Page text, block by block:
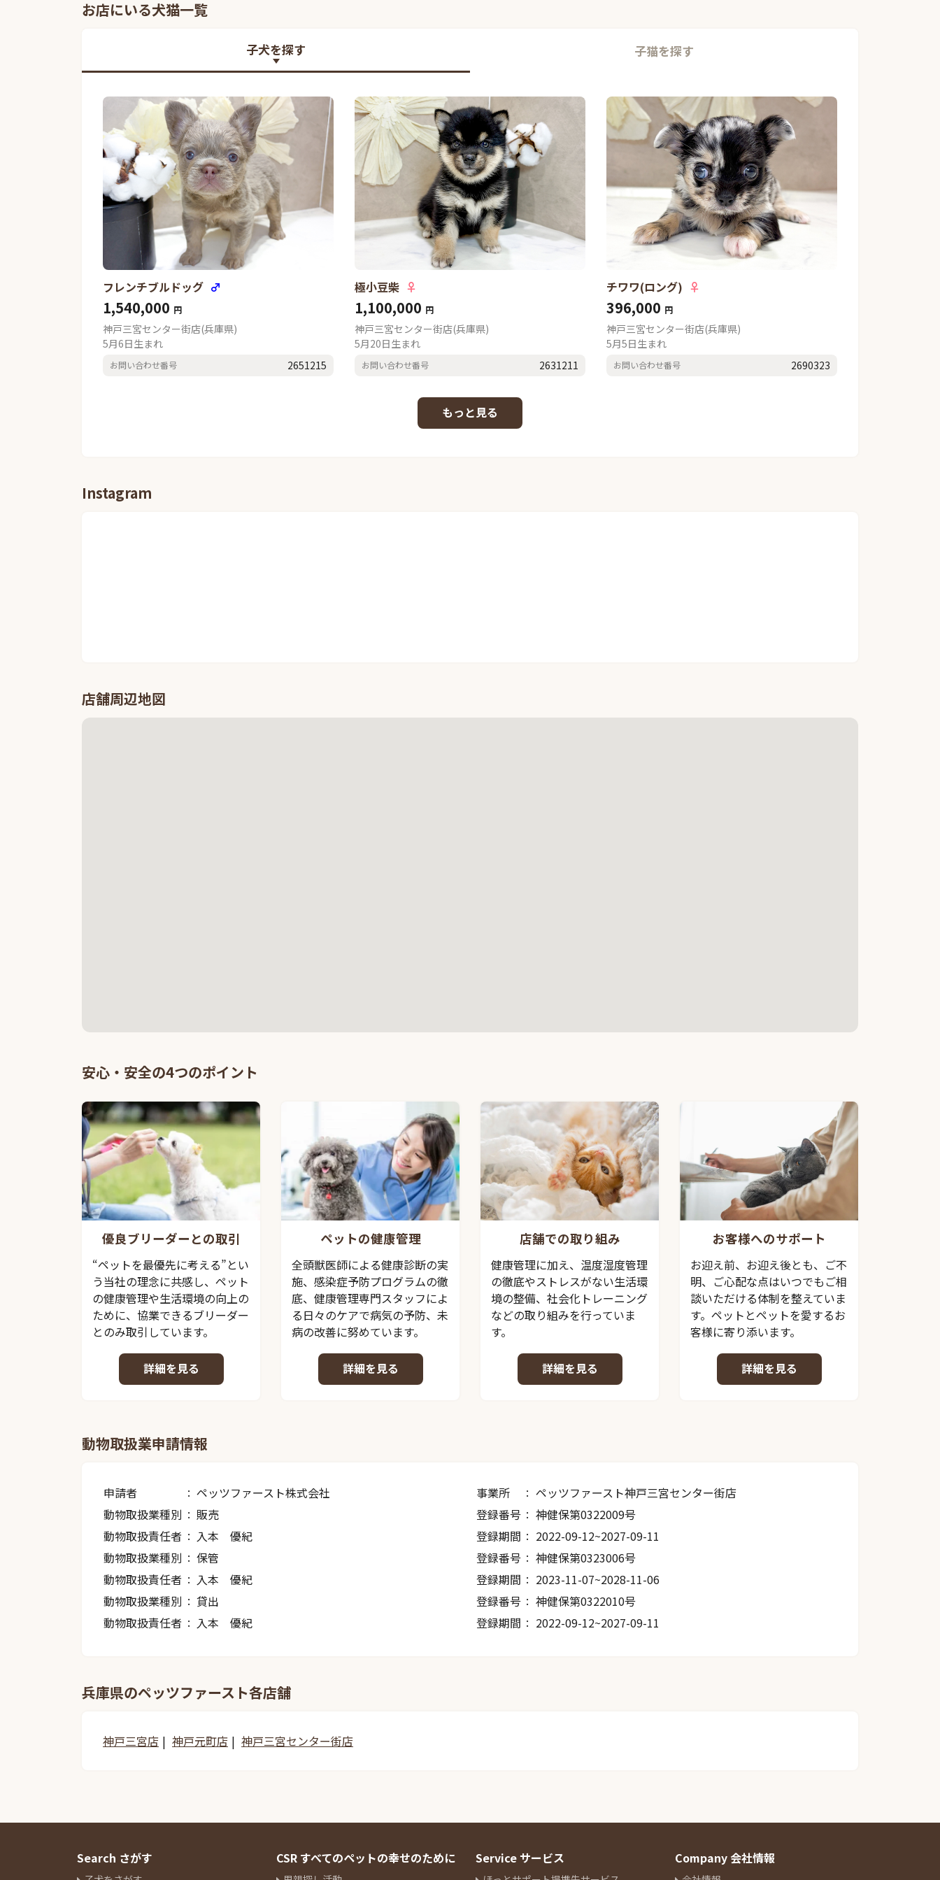
お店にいる犬猫一覧
子犬を探す 子猫を探す
フレンチブルドッグ ♂
1,540,000 円
神戸三宮センター街店(兵庫県)
5月6日生まれ
お問い合わせ番号 2651215
極小豆柴 ♀
1,100,000 円
神戸三宮センター街店(兵庫県)
5月20日生まれ
お問い合わせ番号 2631211
チワワ(ロング) ♀
396,000 円
神戸三宮センター街店(兵庫県)
5月5日生まれ
お問い合わせ番号 2690323
Instagram
店舗周辺地図
安心・安全の4つのポイント
優良ブリーダーとの取引
“ペットを最優先に考える”とい
う当社の理念に共感し、ペット
の健康管理や生活環境の向上の
ために、協業できるブリーダー
とのみ取引しています。
詳細を見る
ペットの健康管理
全頭獣医師による健康診断の実
施、感染症予防プログラムの徹
底、健康管理専門スタッフによ
る日々のケアで病気の予防、未
病の改善に努めています。
詳細を見る
店舗での取り組み
健康管理に加え、温度湿度管理
の徹底やストレスがない生活環
境の整備、社会化トレーニング
などの取り組みを行っていま
す。
詳細を見る
お客様へのサポート
お迎え前、お迎え後とも、ご不
明、ご心配な点はいつでもご相
談いただける体制を整えていま
す。ペットとペットを愛するお
客様に寄り添います。
詳細を見る
動物取扱業申請情報
申請者
ペッツファースト株式会社
動物取扱業種別
販売
動物取扱責任者
入本 優紀
動物取扱業種別
保管
動物取扱責任者
入本 優紀
動物取扱業種別
貸出
動物取扱責任者
入本 優紀
事業所
ペッツファースト神戸三宮センター街店
登録番号
神健保第0322009号
登録期間
2022-09-12~2027-09-11
登録番号
神健保第0323006号
登録期間
2023-11-07~2028-11-06
登録番号
神健保第0322010号
登録期間
2022-09-12~2027-09-11
兵庫県のペッツファースト各店舗
神戸三宮店 神戸元町店 神戸三宮センター街店
Search さがす CSR すべてのペットの幸せのために Service サービス Company 会社情報